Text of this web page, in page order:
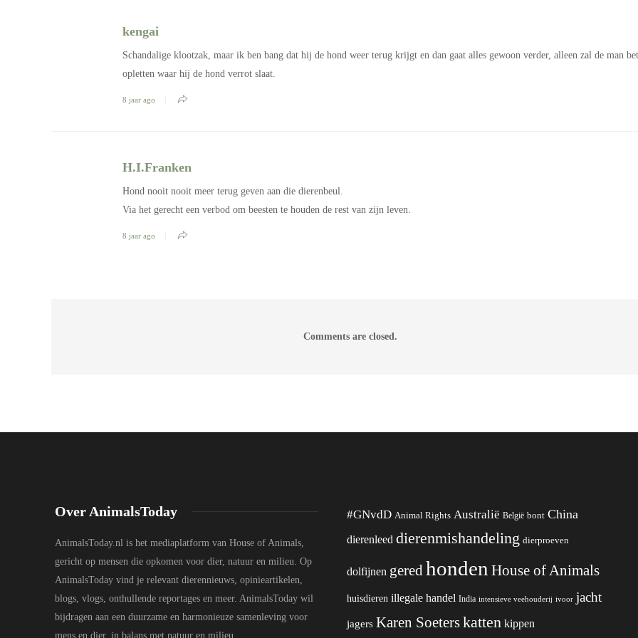
kengai
Schandalige klootzak, maar ik ben bang dat hij de hond weer terug krijgt en dan gaat alles gewoon verder, alleen zal de man
opletten waar hij de hond verrot slaat.
8 jaar ago
H.I.Franken
Hond nooit nooit meer terug geven aan die dierenbeul.
Via het gerecht een verbod om beesten te houden de rest van zijn leven.
8 jaar ago
Comments are closed.
Over AnimalsToday
AnimalsToday.nl is het mediaplatform van House of Animals,
gericht op mensen die opkomen voor dier, natuur en milieu. Op
AnimalsToday vind je relevant dierennieuws, opinieartikelen,
blogs, vlogs, onthullende reportages en meer. AnimalsToday wil
bijdragen aan een duurzame en harmonieuze samenleving voor
mens en dier, in balans met natuur en milieu.
#GNvdD Animal Rights Australië België bont China
dierenleed dierenmishandeling dierproeven
dolfijnen geredhonden House of Animals
huisdieren illegale handel India intensieve veehouderij ivoor jacht
jagers Karen Soeterskatten kippen